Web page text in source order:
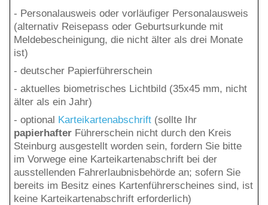
- Personalausweis oder vorläufiger Personalausweis
(alternativ Reisepass oder Geburtsurkunde mit
Meldebescheinigung, die nicht älter als drei Monate
ist)
- deutscher Papierführerschein
- aktuelles biometrisches Lichtbild (35x45 mm, nicht
älter als ein Jahr)
- optional Karteikartenabschrift(sollte Ihr
papierhafter Führerschein nicht durch den Kreis
Steinburg ausgestellt worden sein, fordern Sie bitte
im Vorwege eine Karteikartenabschrift bei der
ausstellenden Fahrerlaubnisbehörde an; sofern Sie
bereits im Besitz eines Kartenführerscheines sind, ist
keine Karteikartenabschrift erforderlich)